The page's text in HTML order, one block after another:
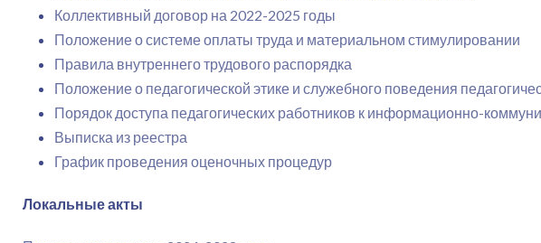
Коллективный договор на 2022-2025 годы
Положение о системе оплаты труда и материальном стимулировании
Правила внутреннего трудового распорядка
Положение о педагогической этике и служебного поведения
Порядок доступа педагогических работников к информационно-
Выписка из реестра
График проведения оценочных процедур
Локальные акты